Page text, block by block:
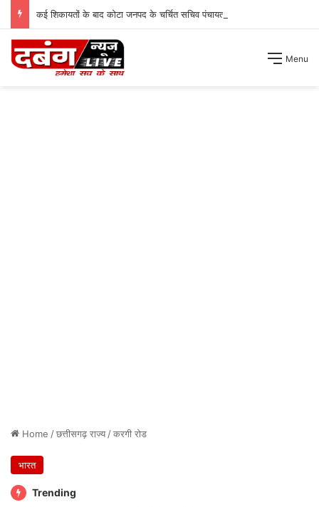
कई शिकायतों के बाद कोटा जनपद के चर्चित सचिव पंचायत से हटाए गए ।
Menu
Home /छत्तीसगढ़ राज्य/करगी रोड
भारत
Trending